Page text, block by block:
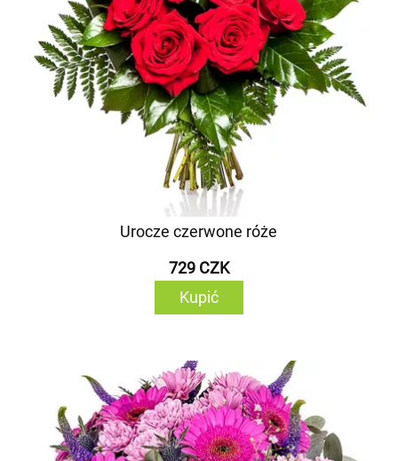
Urocze czerwone róże
729 CZK
Kupić